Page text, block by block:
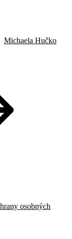
Michaela Hučko
osobných